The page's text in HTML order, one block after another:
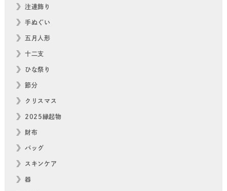
注連飾り
手ぬぐい
五月人形
十二支
ひな祭り
節分
クリスマス
2025縁起物
財布
バッグ
スキンケア
器